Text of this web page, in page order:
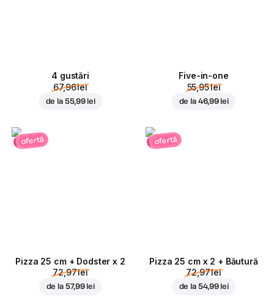
4 gustări
67,96 lei
de la 55,99 lei
Five-in-one
55,95 lei
de la 46,99 lei
ofertă
Pizza 25 cm + Dodster x 2
72,97 lei
de la 57,99 lei
ofertă
Pizza 25 cm x 2 + Băutură
72,97 lei
de la 54,99 lei